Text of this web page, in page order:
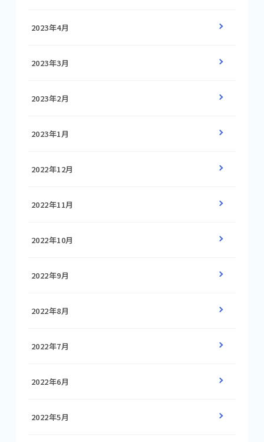
2023年4月
2023年3月
2023年2月
2023年1月
2022年12月
2022年11月
2022年10月
2022年9月
2022年8月
2022年7月
2022年6月
2022年5月